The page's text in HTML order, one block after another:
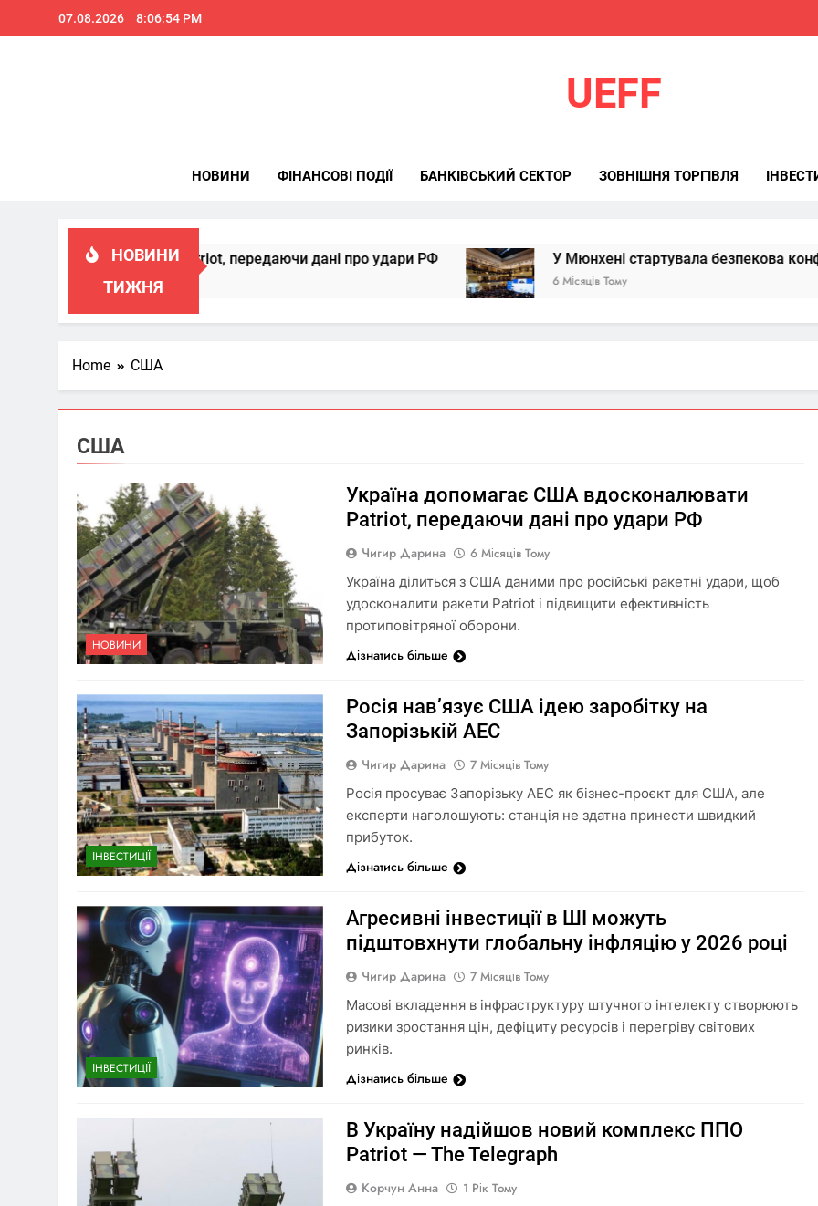
07.08.2026 8:06:55 PM
UEFF
НОВИНИ ФІНАНСОВІ ПОДІЇ БАНКІВСЬКИЙ СЕКТОР ЗОВНІШНЯ ТОРГІВЛЯ
НОВИНИ
ТИЖНЯ
Patriot, передаючи дані про удари РФ У Мюнхені стартувала безпекова конференція:
6 Місяців Тому
Home США
США
НОВИНИ
Україна допомагає США вдосконалювати
Patriot, передаючи дані про удари РФ
Чигир Дарина
6 Місяців Тому
Україна ділиться з США даними про російські ракетні удари, щоб
удосконалити ракети Patriot і підвищити ефективність
протиповітряної оборони.
Дізнатись більше
ІНВЕСТИЦІЇ
Росія нав’язує США ідею заробітку на
Запорізькій АЕС
Чигир Дарина
7 Місяців Тому
Росія просуває Запорізьку АЕС як бізнес-проєкт для США, але
експерти наголошують: станція не здатна принести швидкий
прибуток.
Дізнатись більше
ІНВЕСТИЦІЇ
Агресивні інвестиції в ШІ можуть
підштовхнути глобальну інфляцію у 2026 році
Чигир Дарина
7 Місяців Тому
Масові вкладення в інфраструктуру штучного інтелекту створюють
ризики зростання цін, дефіциту ресурсів і перегріву світових
ринків.
Дізнатись більше
В Україну надійшов новий комплекс ППО
Patriot — The Telegraph
Корчун Анна
1 Рік Тому